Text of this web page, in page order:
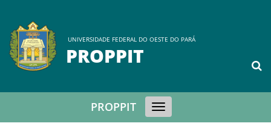
UNIVERSIDADE FEDERAL DO OESTE DO PARÁ
PROPPIT
Toggle
navigation
PROPPIT